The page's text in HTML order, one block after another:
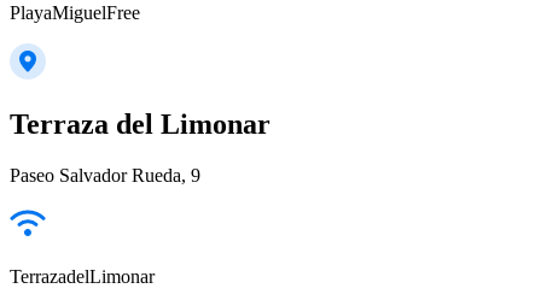
PlayaMiguelFree
Terraza del Limonar
Paseo Salvador Rueda, 9
TerrazadelLimonar